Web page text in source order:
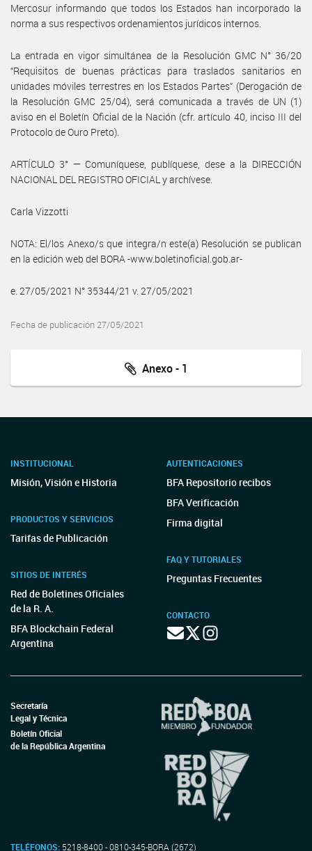
Mercosur informando que todos los Estados han incorporado la
norma a sus respectivos ordenamientos jurídicos internos.
La entrada en vigor simultánea de la Resolución GMC N° 36/20
“Requisitos de buenas prácticas para traslados sanitarios en
unidades móviles terrestres en los Estados Partes” (Derogación de
la Resolución GMC 25/04), será comunicada a través de UN (1)
aviso en el Boletín Oficial de la Nación (cfr. artículo 40, inciso III del
Protocolo de Ouro Preto).
ARTÍCULO 3° — Comuníquese, publíquese, dese a la DIRECCIÓN
NACIONAL DEL REGISTRO OFICIAL y archívese.
Carla Vizzotti
NOTA: El/los Anexo/s que integra/n este(a) Resolución se publican
en la edición web del BORA -www.boletinoficial.gob.ar-
e. 27/05/2021 N° 35344/21 v. 27/05/2021
Fecha de publicación 27/05/2021
Anexo - 1
INSTITUCIONAL
Misión, Visión e Historia
PRODUCTOS Y SERVICIOS
Tarifas de Publicación
SITIOS DE INTERÉS
Red de Boletines Oficiales
de la R. A.
BFA Blockchain Federal
Argentina
AUTENTICACIONES
BFA Repositorio recibos
BFA Verificación
Firma digital
FAQ Y TUTORIALES
Preguntas Frecuentes
CONTACTO
Secretaría
Legal y Técnica
Boletín Oficial
de la República Argentina
TELÉFONOS: 5218-8400 - 0810-345-BORA (2672)